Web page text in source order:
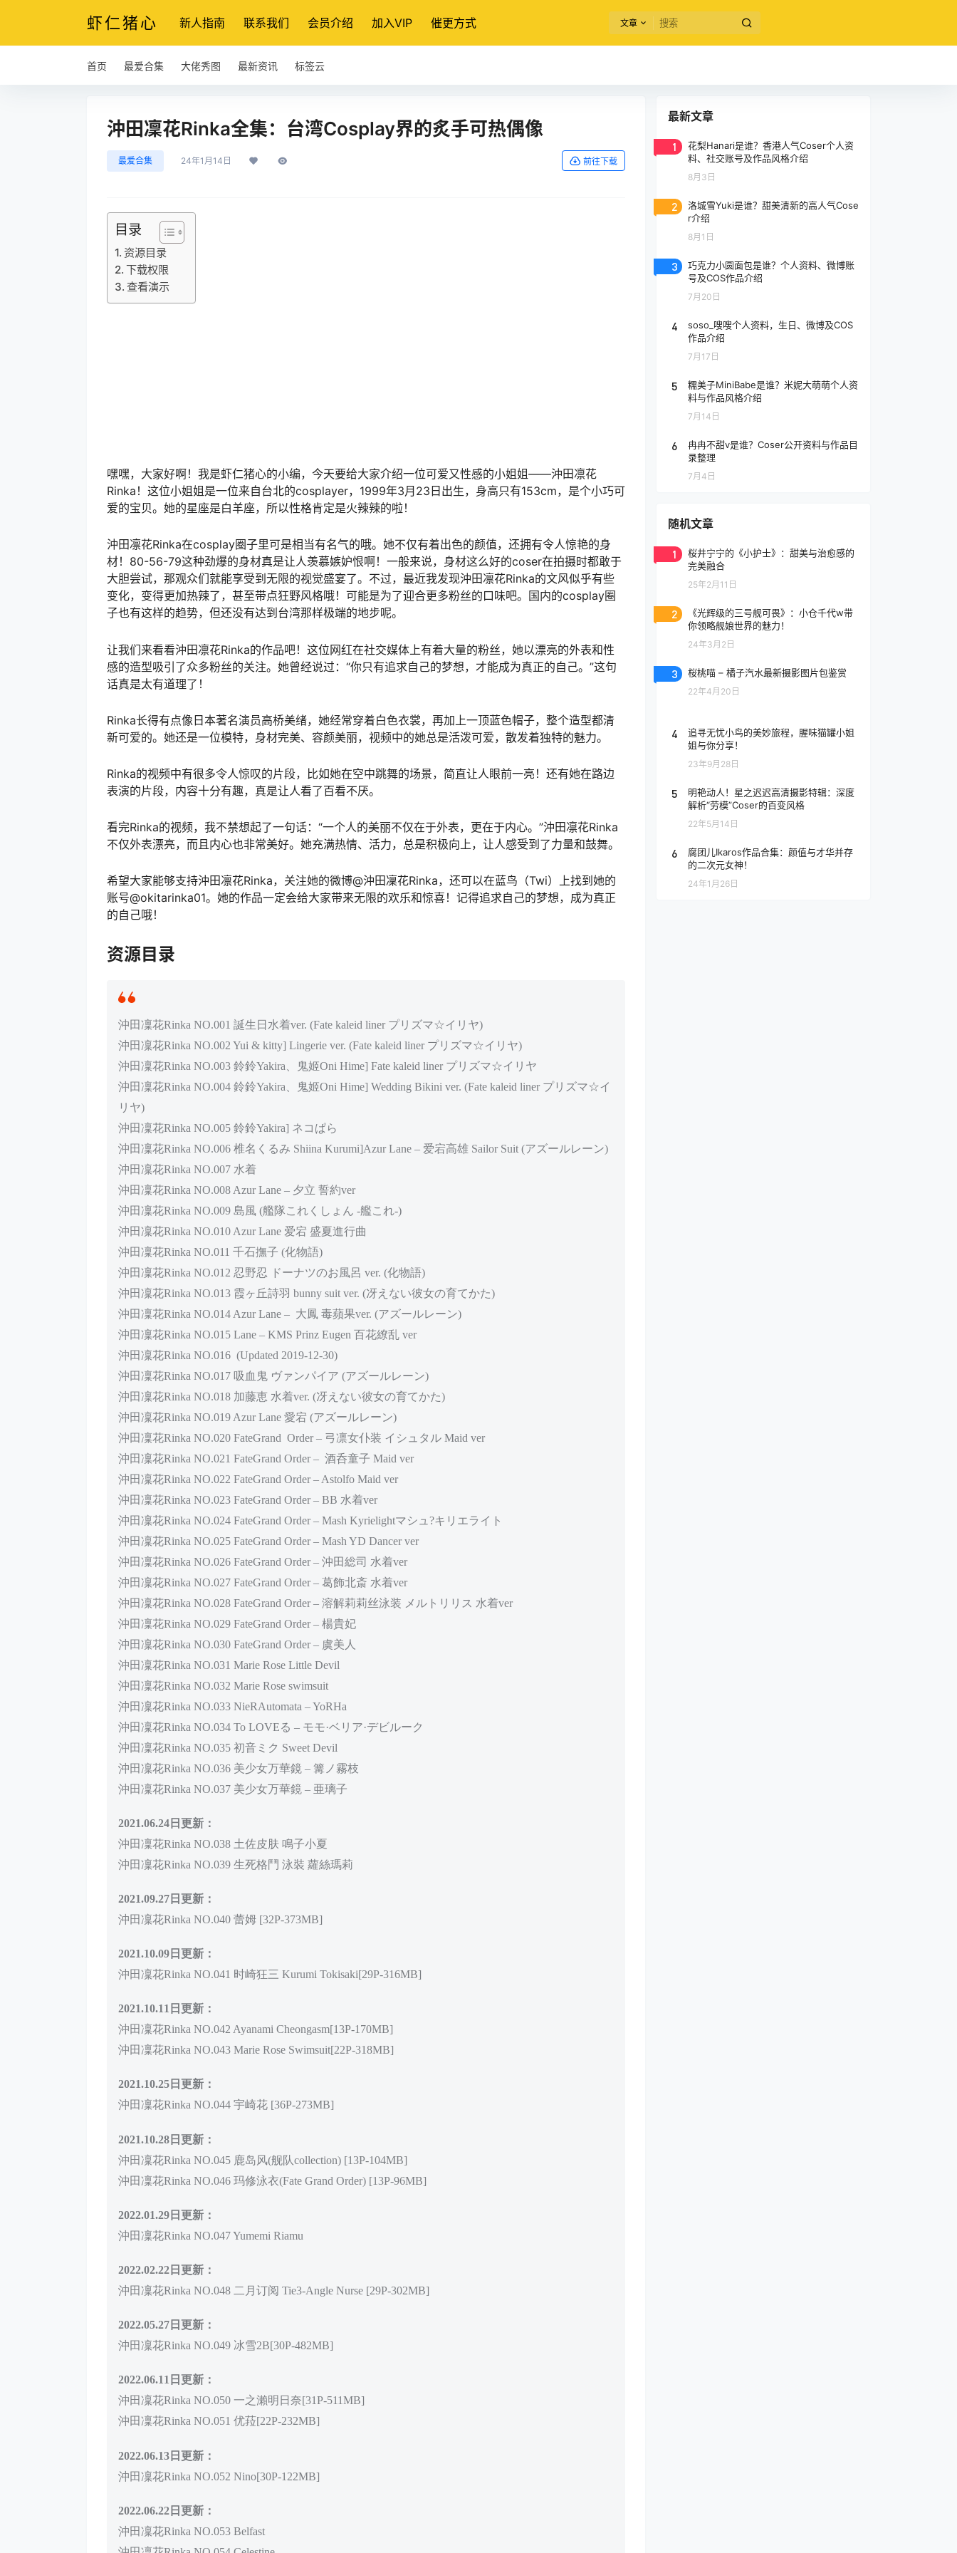
虾仁猪心 新人指南 联系我们 会员介绍 加入VIP 催更方式 文章
首页 最爱合集 大佬秀图 最新资讯 标签云
沖田凜花Rinka全集：台湾Cosplay界的炙手可热偶像
最爱合集 24年1月14日 前往下载
目录
资源目录
下载权限
查看演示
嘿嘿，大家好啊！我是虾仁猪心的小编，今天要给大家介绍一位可爱又性感的小姐姐——沖田凛花
Rinka！这位小姐姐是一位来自台北的cosplayer，1999年3月23日出生，身高只有153cm，是个小巧可
爱的宝贝。她的星座是白羊座，所以性格肯定是火辣辣的啦！
沖田凛花Rinka在cosplay圈子里可是相当有名气的哦。她不仅有着出色的颜值，还拥有令人惊艳的身
材！80-56-79这种劲爆的身材真是让人羡慕嫉妒恨啊！一般来说，身材这么好的coser在拍摄时都敢于
大胆尝试，那观众们就能享受到无限的视觉盛宴了。不过，最近我发现沖田凛花Rinka的文风似乎有些
变化，变得更加热辣了，甚至带点狂野风格哦！可能是为了迎合更多粉丝的口味吧。国内的cosplay圈
子也有这样的趋势，但还没有达到台湾那样极端的地步呢。
让我们来看看沖田凛花Rinka的作品吧！这位网红在社交媒体上有着大量的粉丝，她以漂亮的外表和性
感的造型吸引了众多粉丝的关注。她曾经说过：“你只有追求自己的梦想，才能成为真正的自己。”这句
话真是太有道理了！
Rinka长得有点像日本著名演员高桥美绪，她经常穿着白色衣裳，再加上一顶蓝色帽子，整个造型都清
新可爱的。她还是一位模特，身材完美、容颜美丽，视频中的她总是活泼可爱，散发着独特的魅力。
Rinka的视频中有很多令人惊叹的片段，比如她在空中跳舞的场景，简直让人眼前一亮！还有她在路边
表演的片段，内容十分有趣，真是让人看了百看不厌。
看完Rinka的视频，我不禁想起了一句话：“一个人的美丽不仅在于外表，更在于内心。”沖田凛花Rinka
不仅外表漂亮，而且内心也非常美好。她充满热情、活力，总是积极向上，让人感受到了力量和鼓舞。
希望大家能够支持沖田凛花Rinka，关注她的微博@沖田凜花Rinka，还可以在蓝鸟（Twi）上找到她的
账号@okitarinka01。她的作品一定会给大家带来无限的欢乐和惊喜！记得追求自己的梦想，成为真正
的自己哦！
资源目录
沖田凜花Rinka NO.001 誕生日水着ver. (Fate kaleid liner プリズマ☆イリヤ)
沖田凜花Rinka NO.002 Yui & kitty] Lingerie ver. (Fate kaleid liner プリズマ☆イリヤ)
沖田凜花Rinka NO.003 鈴鈴Yakira、鬼姬Oni Hime] Fate kaleid liner プリズマ☆イリヤ
沖田凜花Rinka NO.004 鈴鈴Yakira、鬼姬Oni Hime] Wedding Bikini ver. (Fate kaleid liner プリズマ☆イ
リヤ)
沖田凜花Rinka NO.005 鈴鈴Yakira] ネコぱら
沖田凜花Rinka NO.006 椎名くるみ Shiina Kurumi]Azur Lane – 爱宕高雄 Sailor Suit (アズールレーン)
沖田凜花Rinka NO.007 水着
沖田凜花Rinka NO.008 Azur Lane – 夕立 誓約ver
沖田凜花Rinka NO.009 島風 (艦隊これくしょん -艦これ-)
沖田凜花Rinka NO.010 Azur Lane 爱宕 盛夏進行曲
沖田凜花Rinka NO.011 千石撫子 (化物語)
沖田凜花Rinka NO.012 忍野忍 ドーナツのお風呂 ver. (化物語)
沖田凜花Rinka NO.013 霞ヶ丘詩羽 bunny suit ver. (冴えない彼女の育てかた)
沖田凜花Rinka NO.014 Azur Lane – 大鳳 毒蘋果ver. (アズールレーン)
沖田凜花Rinka NO.015 Lane – KMS Prinz Eugen 百花繚乱 ver
沖田凜花Rinka NO.016 (Updated 2019-12-30)
沖田凜花Rinka NO.017 吸血鬼 ヴァンパイア (アズールレーン)
沖田凜花Rinka NO.018 加藤恵 水着ver. (冴えない彼女の育てかた)
沖田凜花Rinka NO.019 Azur Lane 愛宕 (アズールレーン)
沖田凜花Rinka NO.020 FateGrand Order – 弓凛女仆装 イシュタル Maid ver
沖田凜花Rinka NO.021 FateGrand Order – 酒呑童子 Maid ver
沖田凜花Rinka NO.022 FateGrand Order – Astolfo Maid ver
沖田凜花Rinka NO.023 FateGrand Order – BB 水着ver
沖田凜花Rinka NO.024 FateGrand Order – Mash Kyrielightマシュ?キリエライト
沖田凜花Rinka NO.025 FateGrand Order – Mash YD Dancer ver
沖田凜花Rinka NO.026 FateGrand Order – 沖田総司 水着ver
沖田凜花Rinka NO.027 FateGrand Order – 葛飾北斎 水着ver
沖田凜花Rinka NO.028 FateGrand Order – 溶解莉莉丝泳装 メルトリリス 水着ver
沖田凜花Rinka NO.029 FateGrand Order – 楊貴妃
沖田凜花Rinka NO.030 FateGrand Order – 虞美人
沖田凜花Rinka NO.031 Marie Rose Little Devil
沖田凜花Rinka NO.032 Marie Rose swimsuit
沖田凜花Rinka NO.033 NieRAutomata – YoRHa
沖田凜花Rinka NO.034 To LOVEる – モモ·ベリア·デビルーク
沖田凜花Rinka NO.035 初音ミク Sweet Devil
沖田凜花Rinka NO.036 美少女万華鏡 – 篝ノ霧枝
沖田凜花Rinka NO.037 美少女万華鏡 – 亜璃子
2021.06.24日更新：
沖田凜花Rinka NO.038 土佐皮肤 鳴子小夏
沖田凜花Rinka NO.039 生死格鬥 泳裝 蘿絲瑪莉
2021.09.27日更新：
沖田凜花Rinka NO.040 蕾姆 [32P-373MB]
2021.10.09日更新：
沖田凜花Rinka NO.041 时崎狂三 Kurumi Tokisaki[29P-316MB]
2021.10.11日更新：
沖田凜花Rinka NO.042 Ayanami Cheongasm[13P-170MB]
沖田凜花Rinka NO.043 Marie Rose Swimsuit[22P-318MB]
2021.10.25日更新：
沖田凜花Rinka NO.044 宇崎花 [36P-273MB]
2021.10.28日更新：
沖田凜花Rinka NO.045 鹿岛风(舰队collection) [13P-104MB]
沖田凜花Rinka NO.046 玛修泳衣(Fate Grand Order) [13P-96MB]
2022.01.29日更新：
沖田凜花Rinka NO.047 Yumemi Riamu
2022.02.22日更新：
沖田凜花Rinka NO.048 二月订阅 Tie3-Angle Nurse [29P-302MB]
2022.05.27日更新：
沖田凜花Rinka NO.049 冰雪2B[30P-482MB]
2022.06.11日更新：
沖田凜花Rinka NO.050 一之瀨明日奈[31P-511MB]
沖田凜花Rinka NO.051 优菈[22P-232MB]
2022.06.13日更新：
沖田凜花Rinka NO.052 Nino[30P-122MB]
2022.06.22日更新：
沖田凜花Rinka NO.053 Belfast
最新文章
1
花梨Hanari是谁？香港人气Coser个人资
料、社交账号及作品风格介绍
8月3日
2
洛城雪Yuki是谁？甜美清新的高人气Cose
r介绍
8月1日
3
巧克力小圆面包是谁？个人资料、微博账
号及COS作品介绍
7月20日
4
soso_嗖嗖个人资料，生日、微博及COS
作品介绍
7月17日
5
糯美子MiniBabe是谁？米妮大萌萌个人资
料与作品风格介绍
7月14日
6
冉冉不甜v是谁？Coser公开资料与作品目
录整理
7月4日
随机文章
1
桜井宁宁的《小护士》：甜美与治愈感的
完美融合
25年2月11日
2
《光辉级的三号舰可畏》：小仓千代w带
你领略舰娘世界的魅力！
24年3月2日
3 桜桃喵 – 橘子汽水最新摄影图片包鉴赏
22年4月20日
4
追寻无忧小鸟的美妙旅程，腥味猫罐小姐
姐与你分享！
23年9月28日
5
明艳动人！星之迟迟高清摄影特辑：深度
解析“劳模”Coser的百变风格
22年5月14日
6
腐团儿Ikaros作品合集：颜值与才华并存
的二次元女神！
24年1月26日